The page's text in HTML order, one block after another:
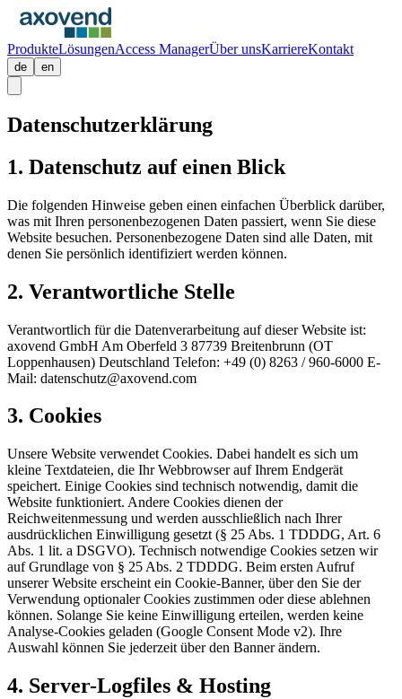
ProdukteLösungenAccess ManagerÜber unsKarriereKontakt
de en
Datenschutzerklärung
1. Datenschutz auf einen Blick
Die folgenden Hinweise geben einen einfachen Überblick darüber,
was mit Ihren personenbezogenen Daten passiert, wenn Sie diese
Website besuchen. Personenbezogene Daten sind alle Daten, mit
denen Sie persönlich identifiziert werden können.
2. Verantwortliche Stelle
Verantwortlich für die Datenverarbeitung auf dieser Website ist:
axovend GmbH Am Oberfeld 3 87739 Breitenbrunn (OT
Loppenhausen) Deutschland Telefon: +49 (0) 8263 / 960-6000 E-
Mail: datenschutz@axovend.com
3. Cookies
Unsere Website verwendet Cookies. Dabei handelt es sich um
kleine Textdateien, die Ihr Webbrowser auf Ihrem Endgerät
speichert. Einige Cookies sind technisch notwendig, damit die
Website funktioniert. Andere Cookies dienen der
Reichweitenmessung und werden ausschließlich nach Ihrer
ausdrücklichen Einwilligung gesetzt (§ 25 Abs. 1 TDDDG, Art. 6
Abs. 1 lit. a DSGVO). Technisch notwendige Cookies setzen wir
auf Grundlage von § 25 Abs. 2 TDDDG. Beim ersten Aufruf
unserer Website erscheint ein Cookie-Banner, über den Sie der
Verwendung optionaler Cookies zustimmen oder diese ablehnen
können. Solange Sie keine Einwilligung erteilen, werden keine
Analyse-Cookies geladen (Google Consent Mode v2). Ihre
Auswahl können Sie jederzeit über den Banner ändern.
4. Server-Logfiles & Hosting